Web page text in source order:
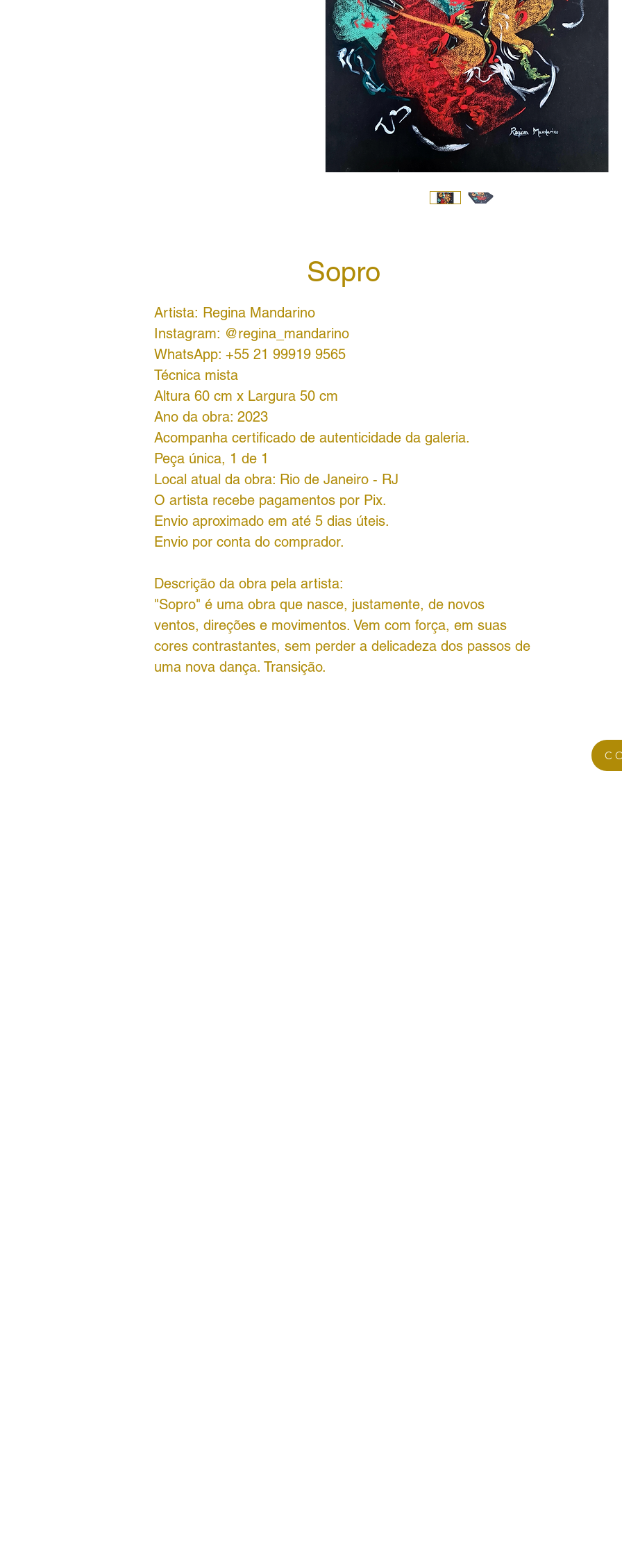
Sopro
Artista: Regina Mandarino
Instagram: @regina_mandarino
WhatsApp: +55 21 99919 9565
Técnica mista
Altura 60 cm x Largura 50 cm
Ano da obra: 2023
Acompanha certificado de autenticidade da galeria.
Peça única, 1 de 1
Local atual da obra: Rio de Janeiro - RJ
O artista recebe pagamentos por Pix.
Envio aproximado em até 5 dias úteis.
Envio por conta do comprador.
Descrição da obra pela artista:
"Sopro" é uma obra que nasce, justamente, de novos
ventos, direções e movimentos. Vem com força, em suas
cores contrastantes, sem perder a delicadeza dos passos de
uma nova dança. Transição.